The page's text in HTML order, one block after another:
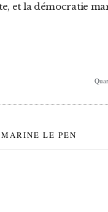
et la démocratie
MARINE LE PEN